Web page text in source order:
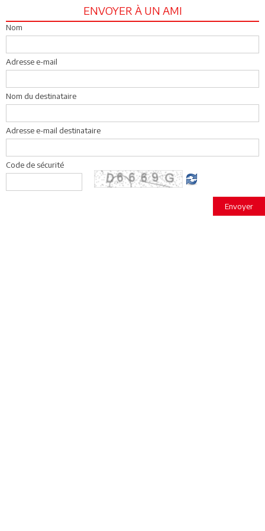
ENVOYER À UN AMI
Nom
Adresse e-mail
Nom du destinataire
Adresse e-mail destinataire
Code de sécurité
Envoyer